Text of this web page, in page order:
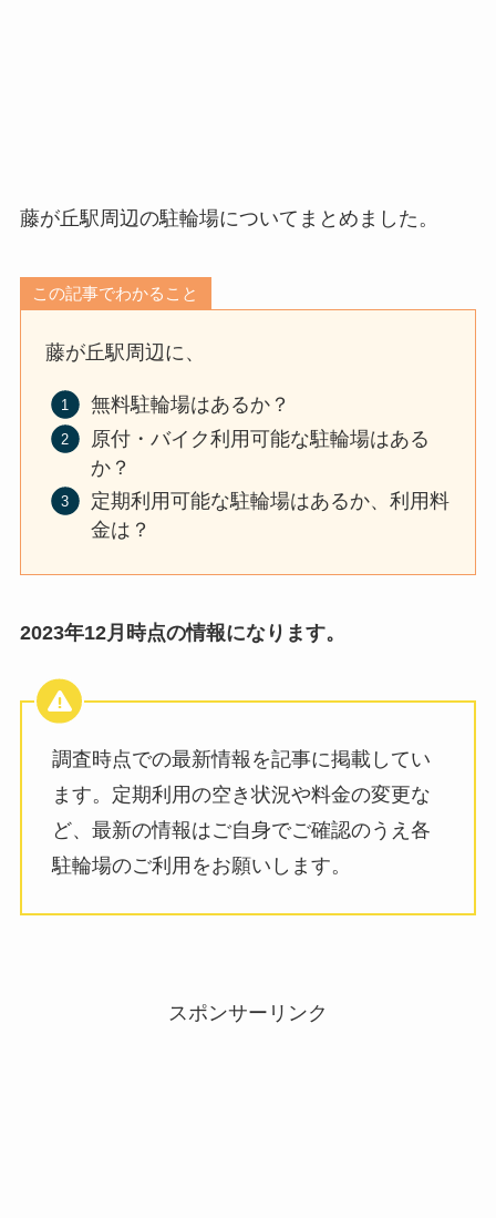
藤が丘駅周辺の駐輪場についてまとめました。
この記事でわかること
藤が丘駅周辺に、
無料駐輪場はあるか？
原付・バイク利用可能な駐輪場はある
か？
定期利用可能な駐輪場はあるか、利用料
金は？
2023年12月時点の情報になります。
調査時点での最新情報を記事に掲載してい
ます。定期利用の空き状況や料金の変更な
ど、最新の情報はご自身でご確認のうえ各
駐輪場のご利用をお願いします。
スポンサーリンク